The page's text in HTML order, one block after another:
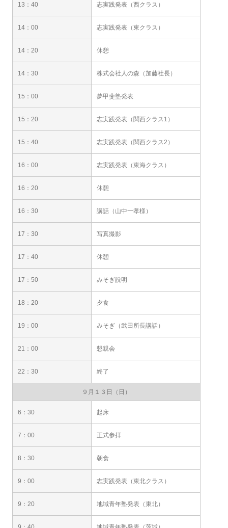
13：40 志実践発表（西クラス）
14：00 志実践発表（東クラス）
14：20 休憩
14：30 株式会社人の森（加藤社長）
15：00 夢甲斐塾発表
15：20 志実践発表（関西クラス1）
15：40 志実践発表（関西クラス2）
16：00 志実践発表（東海クラス）
16：20 休憩
16：30 講話（山中一孝様）
17：30 写真撮影
17：40 休憩
17：50 みそぎ説明
18：20 夕食
19：00 みそぎ（武田所長講話）
21：00 懇親会
22：30 終了
９月１３日（日）
6：30 起床
7：00 正式参拝
8：30 朝食
9：00 志実践発表（東北クラス）
9：20 地域青年塾発表（東北）